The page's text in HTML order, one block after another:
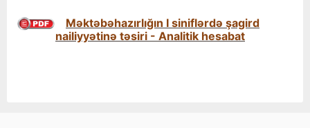
Məktəbəhazırlığın I siniflərdə şagird
nailiyyətinə təsiri - Analitik hesabat